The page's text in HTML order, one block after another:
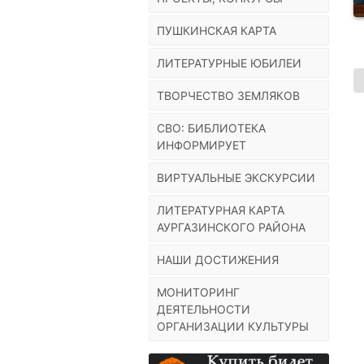
ПУШКИНСКАЯ КАРТА
ЛИТЕРАТУРНЫЕ ЮБИЛЕИ
ТВОРЧЕСТВО ЗЕМЛЯКОВ
СВО: БИБЛИОТЕКА
ИНФОРМИРУЕТ
ВИРТУАЛЬНЫЕ ЭКСКУРСИИ
ЛИТЕРАТУРНАЯ КАРТА
АУРГАЗИНСКОГО РАЙОНА
НАШИ ДОСТИЖЕНИЯ
МОНИТОРИНГ
ДЕЯТЕЛЬНОСТИ
ОРГАНИЗАЦИИ КУЛЬТУРЫ